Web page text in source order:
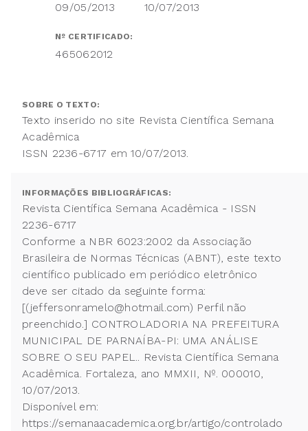
09/05/2013 10/07/2013
Nº CERTIFICADO:
465062012
SOBRE O TEXTO:
Texto inserido no site Revista Científica Semana
Acadêmica
ISSN 2236-6717 em 10/07/2013.
INFORMAÇÕES BIBLIOGRÁFICAS:
Revista Científica Semana Acadêmica - ISSN
2236-6717
Conforme a NBR 6023:2002 da Associação
Brasileira de Normas Técnicas (ABNT), este texto
científico publicado em periódico eletrônico
deve ser citado da seguinte forma:
[(jeffersonramelo@hotmail.com) Perfil não
preenchido.] CONTROLADORIA NA PREFEITURA
MUNICIPAL DE PARNAÍBA-PI: UMA ANÁLISE
SOBRE O SEU PAPEL.. Revista Científica Semana
Acadêmica. Fortaleza, ano MMXII, Nº. 000010,
10/07/2013.
Disponível em:
https://semanaacademica.org.br/artigo/controlado